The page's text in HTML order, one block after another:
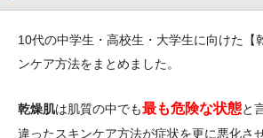
キ
ン
グ
10代の中学生・高校生・大学生に向けた【
ンケア方法をまとめました。
乾燥肌は肌質の中でも最も危険な状態と
違ったスキンケア方法が症状を更に悪化さ